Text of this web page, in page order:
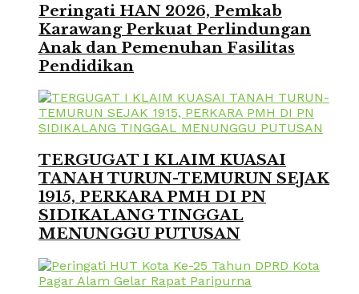
Peringati HAN 2026, Pemkab
Karawang Perkuat Perlindungan
Anak dan Pemenuhan Fasilitas
Pendidikan
TERGUGAT I KLAIM KUASAI
TANAH TURUN-TEMURUN SEJAK
1915, PERKARA PMH DI PN
SIDIKALANG TINGGAL
MENUNGGU PUTUSAN